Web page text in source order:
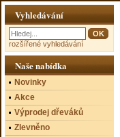
Vyhledávání
rozšířené vyhledávání
Naše nabídka
Novinky
Akce
Výprodej dřeváků
Zlevněno